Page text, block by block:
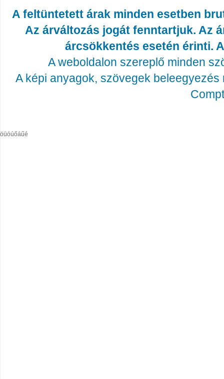
A feltüntetett árak minden esetben
Az árváltozás jogát fenntartjuk. Az
árcsökkentés esetén érinti.
A weboldalon szereplő minden
A képi anyagok, szövegek
öüóúőáűé